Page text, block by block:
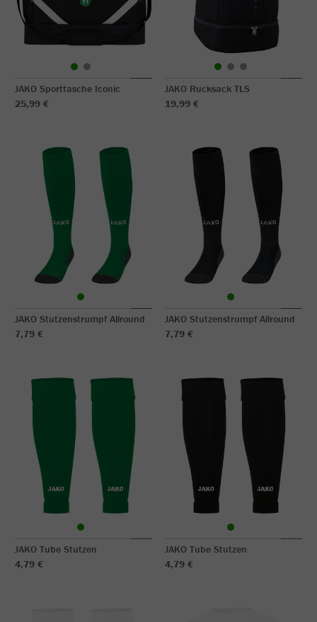
JAKO Sporttasche Iconic
25,99 €
JAKO Rucksack TLS
19,99 €
JAKO Stutzenstrumpf Allround
7,79 €
JAKO Stutzenstrumpf Allround
7,79 €
JAKO Tube Stutzen
4,79 €
JAKO Tube Stutzen
4,79 €